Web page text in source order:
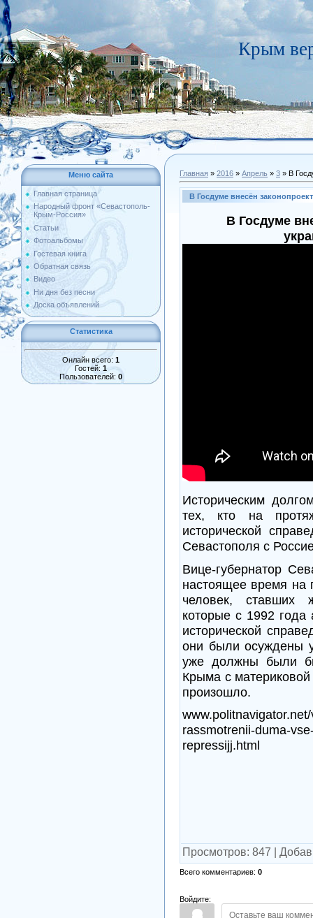
Крым
Меню сайта
Главная страница
Народный фронт «Севастополь-
Крым-Россия»
Статьи
Фотоальбомы
Гостевая книга
Обратная связь
Видео
Ни дня без песни
Доска объявлений
Статистика
Онлайн всего: 1
Гостей: 1
Пользователей: 0
Главная » 2016 » Апрель » 3 » В
В Госдуме внесён
В Госдуме
Историческим
тех, кто на
исторической
Севастополя с
Вице-губернатор
настоящее время на
человек, ставших
которые с 1992 года
исторической
они были осуждены
уже должны были
Крыма с
произошло.
rassmotrenii-duma-
repressijj.html
Просмотров: 847
Всего комментариев: 0
Войдите: